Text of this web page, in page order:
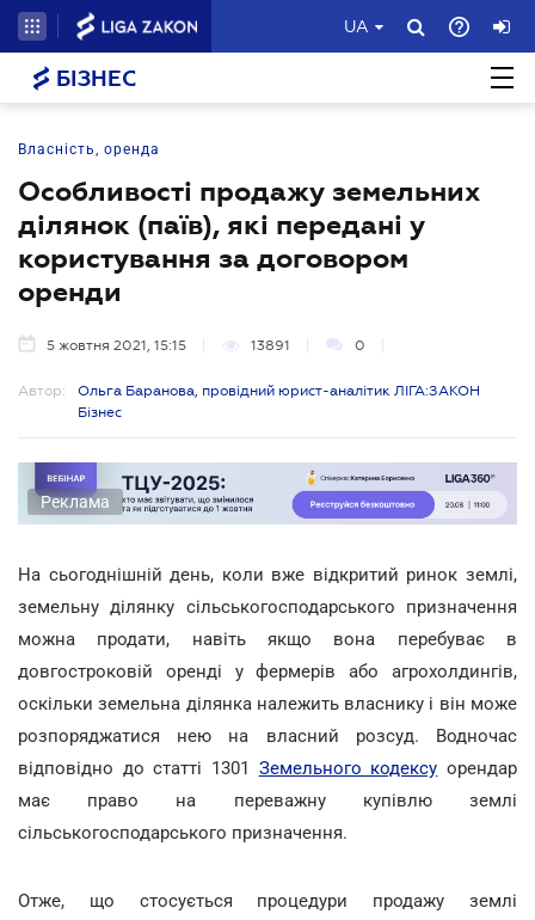
UA
БІЗНЕС
Власність, оренда
Особливості продажу земельних
ділянок (паїв), які передані у
користування за договором
оренди
5 жовтня 2021, 15:15 13891 0
Автор:
Ольга Баранова, провідний юрист-аналітик ЛІГА:ЗАКОН
Бізнес
Реклама
На сьогоднішній день, коли вже відкритий ринок землі,
земельну ділянку сільськогосподарського призначення
можна продати, навіть якщо вона перебуває в
довгостроковій оренді у фермерів або агрохолдингів,
оскільки земельна ділянка належить власнику і він може
розпоряджатися нею на власний розсуд. Водночас
відповідно до статті 1301 Земельного кодексу орендар
має право на переважну купівлю землі
сільськогосподарського призначення.
Отже, що стосується процедури продажу землі